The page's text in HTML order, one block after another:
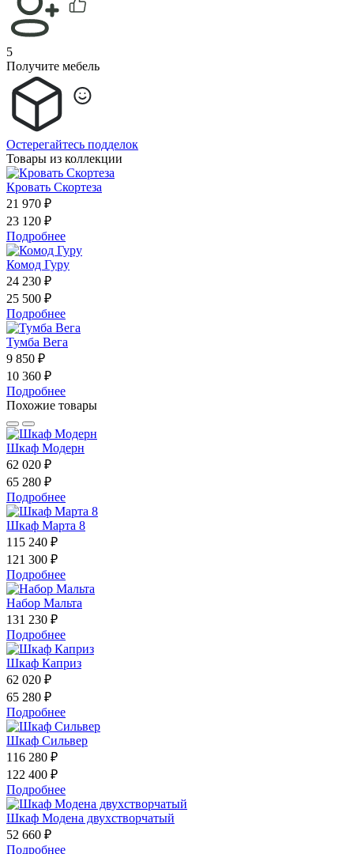
5
Получите мебель
Остерегайтесь подделок
Товары из коллекции
Кровать Скортеза
21 970 ₽
23 120 ₽
Подробнее
Комод Гуру
24 230 ₽
25 500 ₽
Подробнее
Тумба Вега
9 850 ₽
10 360 ₽
Подробнее
Похожие товары
Шкаф Модерн
62 020 ₽
65 280 ₽
Подробнее
Шкаф Марта 8
115 240 ₽
121 300 ₽
Подробнее
Набор Мальта
131 230 ₽
Подробнее
Шкаф Каприз
62 020 ₽
65 280 ₽
Подробнее
Шкаф Сильвер
116 280 ₽
122 400 ₽
Подробнее
Шкаф Модена двухстворчатый
52 660 ₽
Подробнее